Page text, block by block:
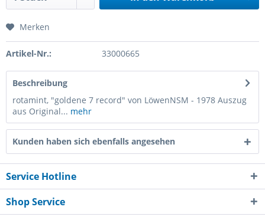
Merken
Artikel-Nr.: 33000665
Beschreibung
rotamint, "goldene 7 record" von LöwenNSM - 1978 Auszug
aus Original... mehr
Kunden haben sich ebenfalls angesehen
Service Hotline
Shop Service